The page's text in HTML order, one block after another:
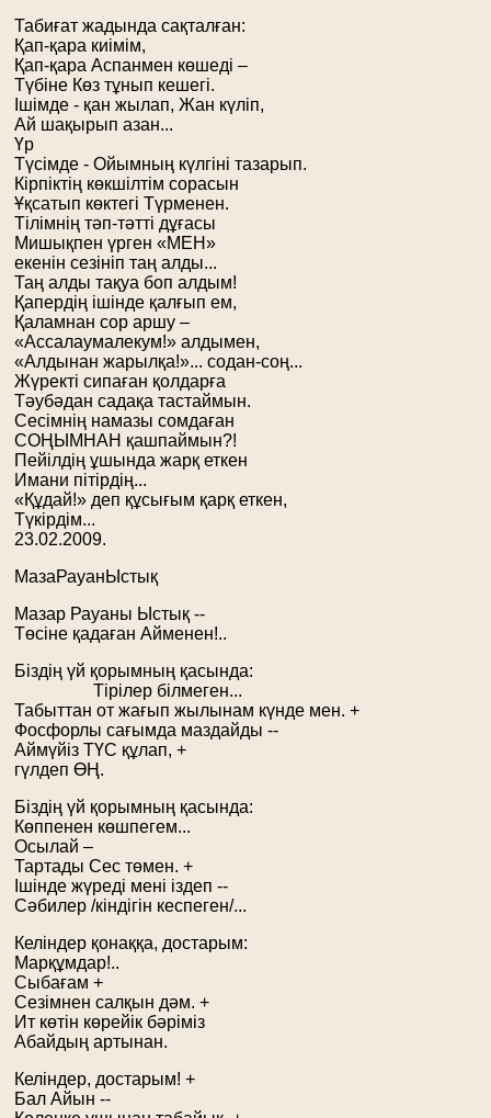
Табиғат жадында сақталған:
Қап-қара киімім,
Қап-қара Аспанмен көшеді –
Түбіне Көз тұнып кешегі.
Ішімде - қан жылап, Жан күліп,
Ай шақырып азан...
Үр
Түсімде - Ойымның күлгіні тазарып.
Кірпіктің көкшілтім сорасын
Ұқсатып көктегі Түрменен.
Тілімнің тәп-тәтті дұғасы
Мишықпен үрген «МЕН»
екенін сезініп таң алды...
Таң алды тақуа боп алдым!
Қапердің ішінде қалғып ем,
Қаламнан сор аршу –
«Ассалаумалекум!» алдымен,
«Алдынан жарылқа!»... содан-соң...
Жүректі сипаған қолдарға
Тәубәдан садақа тастаймын.
Сесімнің намазы сомдаған
СОҢЫМНАН қашпаймын?!
Пейілдің ұшында жарқ еткен
Имани пітірдің...
«Құдай!» деп құсығым қарқ еткен,
Түкірдім...
23.02.2009.
МазаРауанЫстық
Мазар Рауаны Ыстық --
Төсіне қадаған Айменен!..
Біздің үй қорымның қасында:
Тірілер білмеген...
Табыттан от жағып жылынам күнде мен. +
Фосфорлы сағымда маздайды --
Аймүйіз ТҮС құлап, +
гүлдеп ӨҢ.
Біздің үй қорымның қасында:
Көппенен көшпегем...
Осылай –
Тартады Сес төмен. +
Ішінде жүреді мені іздеп --
Сәбилер /кіндігін кеспеген/...
Келіндер қонаққа, достарым:
Марқұмдар!..
Сыбағам +
Сезімнен салқын дәм. +
Ит көтін көрейік бәріміз
Абайдың артынан.
Келіндер, достарым! +
Бал Айын --